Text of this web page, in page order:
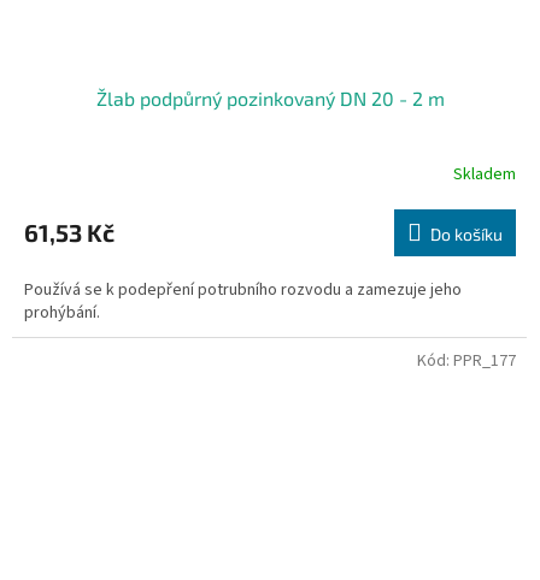
Žlab podpůrný pozinkovaný DN 20 - 2 m
Skladem
61,53 Kč Do košíku
Používá se k podepření potrubního rozvodu a zamezuje jeho
prohýbání.
Kód: PPR_177